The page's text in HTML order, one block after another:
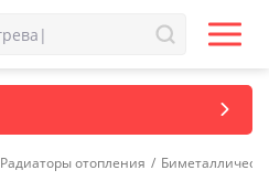
Радиаторы отопления /